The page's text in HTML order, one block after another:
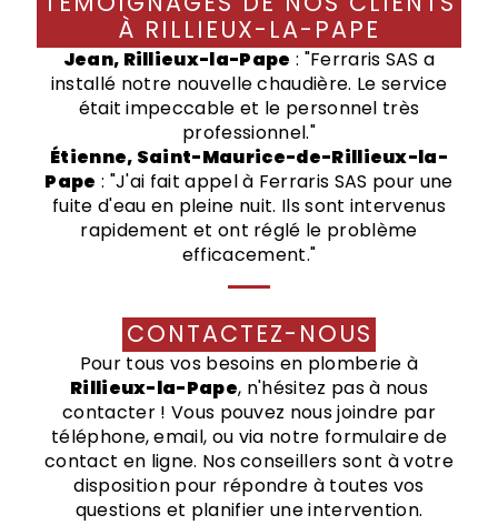
À RILLIEUX-LA-PAPE
Jean, Rillieux-la-Pape : "Ferraris SAS a
installé notre nouvelle chaudière. Le service
était impeccable et le personnel très
professionnel."
Étienne, Saint-Maurice-de-Rillieux-la-
Pape : "J'ai fait appel à Ferraris SAS pour une
fuite d'eau en pleine nuit. Ils sont intervenus
rapidement et ont réglé le problème
efficacement."
CONTACTEZ-NOUS
Pour tous vos besoins en plomberie à
Rillieux-la-Pape, n'hésitez pas à nous
contacter ! Vous pouvez nous joindre par
téléphone, email, ou via notre formulaire de
contact en ligne. Nos conseillers sont à votre
disposition pour répondre à toutes vos
questions et planifier une intervention.